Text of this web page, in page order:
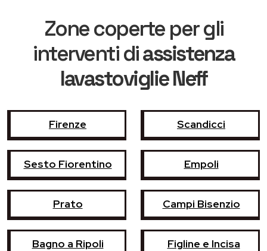
Zone coperte per gli
interventi diassistenza
lavastoviglie Neff
Firenze Scandicci
Sesto Fiorentino Empoli
Prato Campi Bisenzio
Bagno a Ripoli
Figline e Incisa